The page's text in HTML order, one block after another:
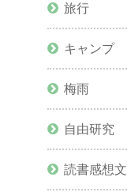
旅行
キャンプ
梅雨
自由研究
読書感想文